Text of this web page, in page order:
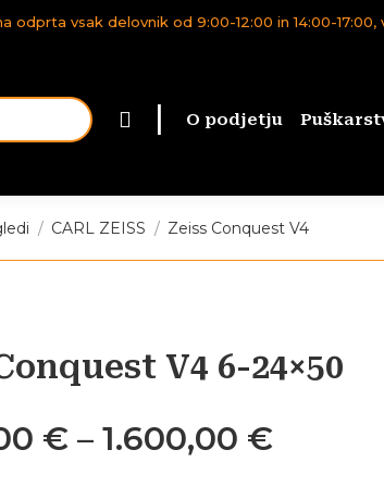
odprta vsak delovnik od 9:00-12:00 in 14:00-
O podjetju
CARL ZEISS Zeiss Conquest V4
V4 6-24×50
€ – 1.600,00 €